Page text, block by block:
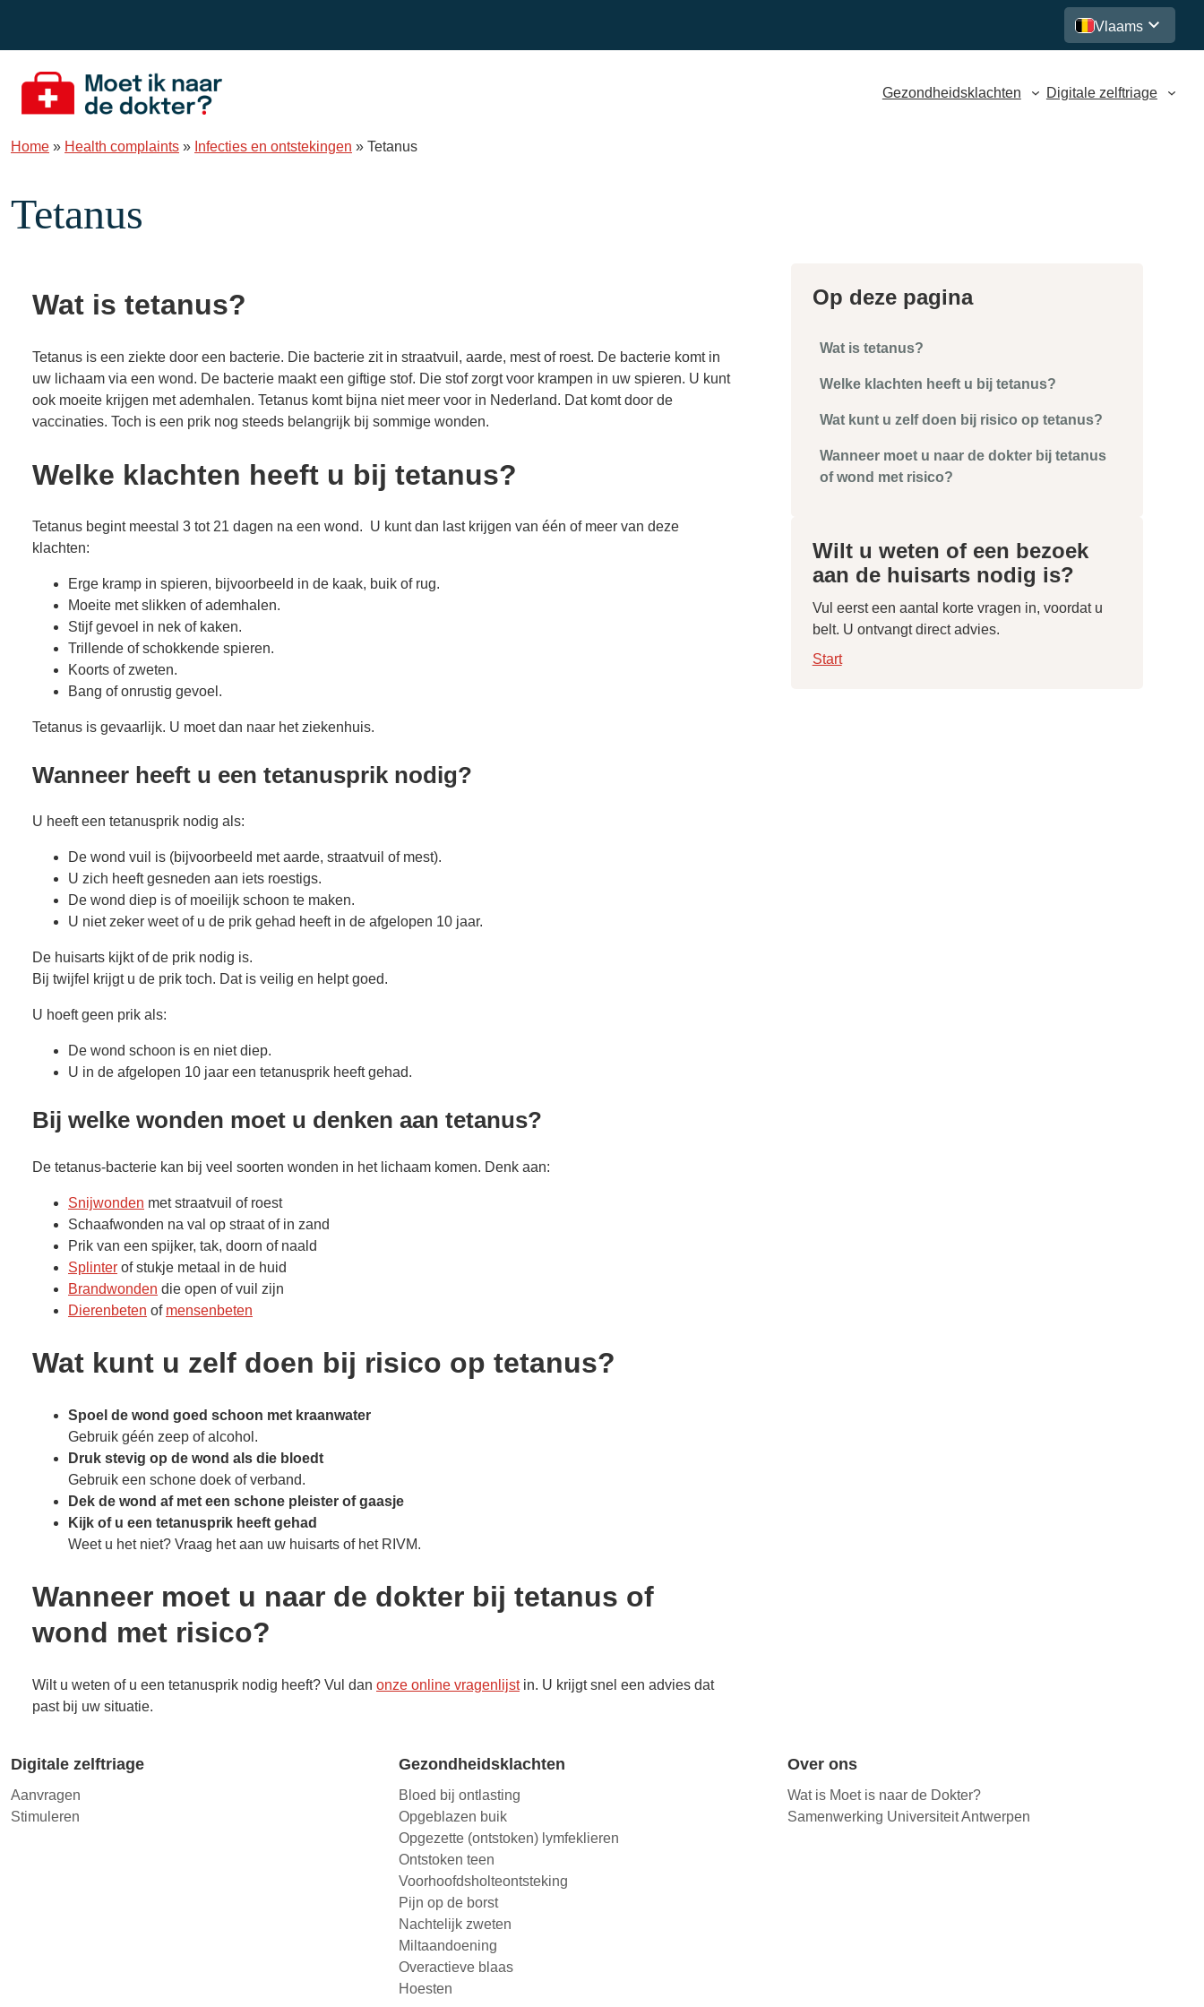
Vlaams
Gezondheidsklachten Digitale zelftriage
Home » Health complaints » Infecties en ontstekingen » Tetanus
Tetanus
Wat is tetanus?
Tetanus is een ziekte door een bacterie. Die bacterie zit in straatvuil, aarde, mest of roest. De bacterie komt in
uw lichaam via een wond. De bacterie maakt een giftige stof. Die stof zorgt voor krampen in uw spieren. U kunt
ook moeite krijgen met ademhalen. Tetanus komt bijna niet meer voor in Nederland. Dat komt door de
vaccinaties. Toch is een prik nog steeds belangrijk bij sommige wonden.
Welke klachten heeft u bij tetanus?
Tetanus begint meestal 3 tot 21 dagen na een wond. U kunt dan last krijgen van één of meer van deze
klachten:
Erge kramp in spieren, bijvoorbeeld in de kaak, buik of rug.
Moeite met slikken of ademhalen.
Stijf gevoel in nek of kaken.
Trillende of schokkende spieren.
Koorts of zweten.
Bang of onrustig gevoel.
Tetanus is gevaarlijk. U moet dan naar het ziekenhuis.
Wanneer heeft u een tetanusprik nodig?
U heeft een tetanusprik nodig als:
De wond vuil is (bijvoorbeeld met aarde, straatvuil of mest).
U zich heeft gesneden aan iets roestigs.
De wond diep is of moeilijk schoon te maken.
U niet zeker weet of u de prik gehad heeft in de afgelopen 10 jaar.
De huisarts kijkt of de prik nodig is.
Bij twijfel krijgt u de prik toch. Dat is veilig en helpt goed.
U hoeft geen prik als:
De wond schoon is en niet diep.
U in de afgelopen 10 jaar een tetanusprik heeft gehad.
Bij welke wonden moet u denken aan tetanus?
De tetanus-bacterie kan bij veel soorten wonden in het lichaam komen. Denk aan:
Snijwonden met straatvuil of roest
Schaafwonden na val op straat of in zand
Prik van een spijker, tak, doorn of naald
Splinter of stukje metaal in de huid
Brandwonden die open of vuil zijn
Dierenbeten of mensenbeten
Wat kunt u zelf doen bij risico op tetanus?
Spoel de wond goed schoon met kraanwater
Gebruik géén zeep of alcohol.
Druk stevig op de wond als die bloedt
Gebruik een schone doek of verband.
Dek de wond af met een schone pleister of gaasje
Kijk of u een tetanusprik heeft gehad
Weet u het niet? Vraag het aan uw huisarts of het RIVM.
Wanneer moet u naar de dokter bij tetanus of
wond met risico?
Wilt u weten of u een tetanusprik nodig heeft? Vul dan onze online vragenlijstin. U krijgt snel een advies dat
past bij uw situatie.
Op deze pagina
Wat is tetanus?
Welke klachten heeft u bij tetanus?
Wat kunt u zelf doen bij risico op tetanus?
Wanneer moet u naar de dokter bij tetanus
of wond met risico?
Wilt u weten of een bezoek
aan de huisarts nodig is?
Vul eerst een aantal korte vragen in, voordat u
belt. U ontvangt direct advies.
Start
Digitale zelftriage
Aanvragen
Stimuleren
Gezondheidsklachten
Bloed bij ontlasting
Opgeblazen buik
Opgezette (ontstoken) lymfeklieren
Ontstoken teen
Voorhoofdsholteontsteking
Pijn op de borst
Nachtelijk zweten
Miltaandoening
Overactieve blaas
Hoesten
Over ons
Wat is Moet is naar de Dokter?
Samenwerking Universiteit Antwerpen